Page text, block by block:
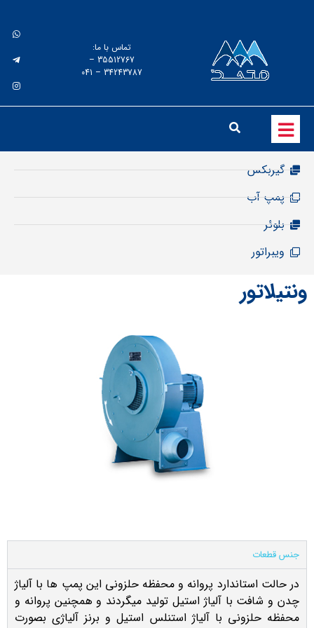
تماس با ما:
35512767 –
34243787 – 041
محصولات ونتیلاتور
پمپ وکیوم
الکتروموتور
گیربکس
پمپ آب
بلوئر
ویبراتور
ونتیلاتور
جنس قطعات
در حالت استاندارد پروانه و محفظه حلزونی این پمپ ها با آلیاژ
چدن و شافت با آلیاژ استیل تولید میگردند و همچنین پروانه و
محفظه حلزونی با آلیاژ استنلس استیل و برنز آلیاژی بصورت